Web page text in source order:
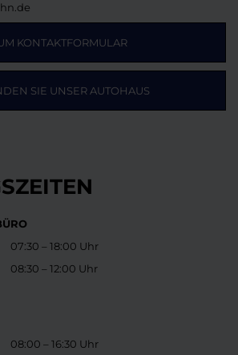
KONTAKTFORMULAR
SIE UNSER AUTOHAUS
07:30 – 18:00 Uhr
08:30 – 12:00 Uhr
08:00 – 16:30 Uhr